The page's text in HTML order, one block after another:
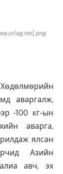
аваргалж,
-100 кг-ын
аварга,
ялсан
Азийн
авч, эх